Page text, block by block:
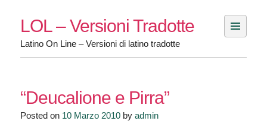
content
LOL – Versioni Tradotte
Latino On Line – Versioni di latino tradotte
“Deucalione e Pirra”
Posted on 10 Marzo 2010by admin